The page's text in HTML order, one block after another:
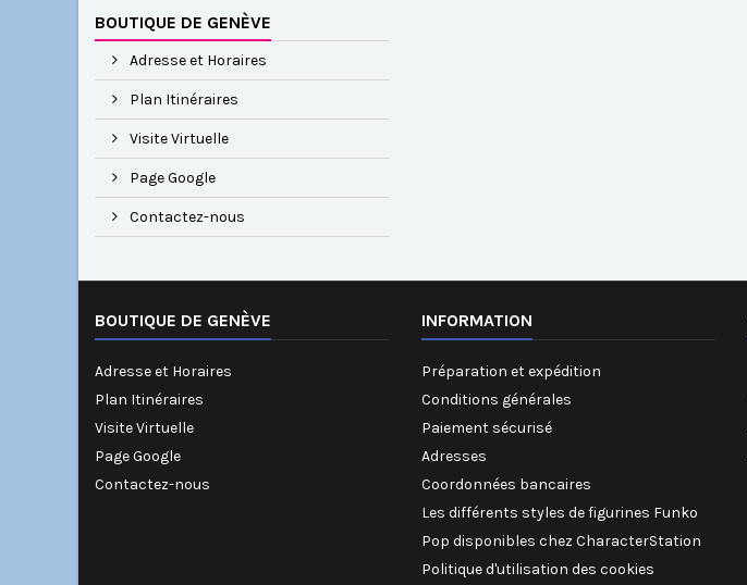
BOUTIQUE DE GENÈVE
Adresse et Horaires
Plan Itinéraires
Visite Virtuelle
Page Google
Contactez-nous
BOUTIQUE DE GENÈVE
Adresse et Horaires
Plan Itinéraires
Visite Virtuelle
Page Google
Contactez-nous
INFORMATION
Préparation et expédition
Conditions générales
Paiement sécurisé
Adresses
Coordonnées bancaires
Les différents styles de figurines Funko
Pop disponibles chez CharacterStation
Politique d'utilisation des cookies